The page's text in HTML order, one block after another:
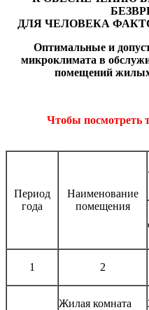
ДЛЯ ЧЕЛОВЕКА
Оптимальные и
микроклимата в
помещений
Чтобы посмотреть
Период
года
Наименование
помещения
1 2
Жилая комната